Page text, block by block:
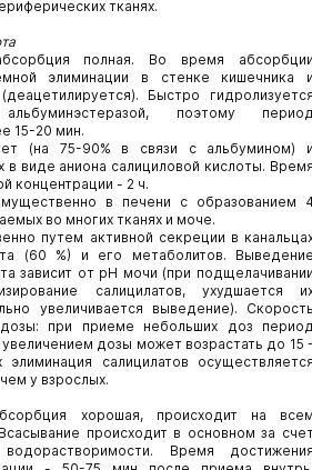
тканях.
полная. Во время
элиминации в стенке кишечника
Быстро
поэтому
15-20 мин.
(на 75-90% в связи с альбумином)
в виде аниона салициловой кислоты.
концентрации - 2 ч.
в печени с образованием
во многих тканях и моче.
путем активной секреции в
(60 %) и его метаболитов.
зависит от pH мочи (при
салицилатов, ухудшается
увеличивается выведение).
при приеме небольших доз
дозы может возрастать до 15
салицилатов
у взрослых.
хорошая, происходит на
происходит в основном за
Время